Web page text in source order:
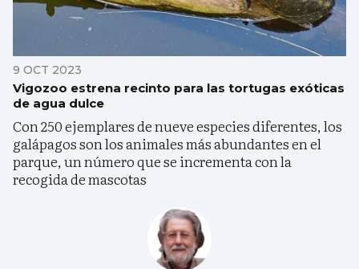
9 OCT 2023
Vigozoo estrena recinto para las tortugas exóticas
de agua dulce
Con 250 ejemplares de nueve especies diferentes, los
galápagos son los animales más abundantes en el
parque, un número que se incrementa con la
recogida de mascotas